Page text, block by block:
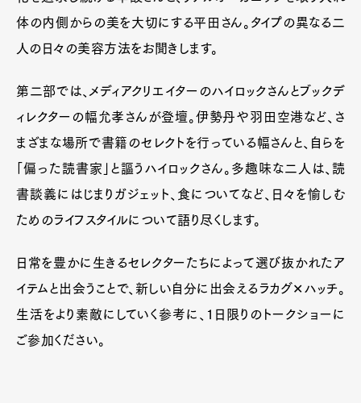
体の内側からの美を大切にする平田さん。タイプの異なる二
人の日々の美容方法をお聞きします。
第二部では、メディアクリエイターのハイロックさんとブックデ
ィレクターの幅允孝さんが登壇。伊勢丹や羽田空港など、さ
まざまな場所で書籍のセレクトを行っている幅さんと、自らを
「偏った読書家」と謳うハイロックさん。多趣味な二人は、読
書談義にはじまりガジェット、食についてなど、日々を愉しむ
ためのライフスタイルについて語り尽くします。
日常を豊かに生きるセレクターたちによって選び抜かれたア
イテムと出会うことで、新しい自分に出会えるラカグ✕ハッチ。
生活をより素敵にしていく参考に、1日限りのトークショーに
ご参加ください。